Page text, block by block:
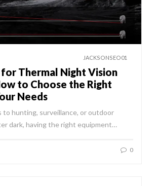
JACKSONSEO01
for Thermal Night Vision
to Choose the Right
Needs
to hunting, surveillance, or outdoor
dark, having the right equipment…
0